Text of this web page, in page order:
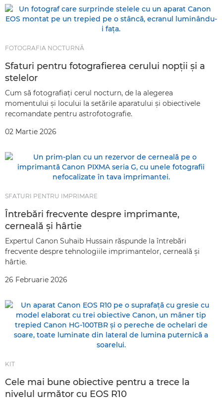
FOTOGRAFIA NOCTURNĂ
Sfaturi pentru fotografierea cerului nopţii şi a
stelelor
Cum să fotografiaţi cerul nocturn, de la alegerea
momentului şi locului la setările aparatului şi obiectivele
recomandate pentru astrofotografie.
02 Martie 2026
SFATURI PENTRU IMPRIMARE
Întrebări frecvente despre imprimante,
cerneală şi hârtie
Expertul Canon Suhaib Hussain răspunde la întrebări
frecvente despre tehnologiile imprimantelor, cerneală şi
hârtie.
26 Februarie 2026
KIT
Cele mai bune obiective pentru a trece la
nivelul următor cu EOS R10